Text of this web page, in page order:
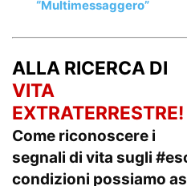
“Multimessaggero”
ALLA RICERCA DI
VITA
EXTRATERRESTRE!
Come riconoscere i
segnali di vita sugli
condizioni possiamo